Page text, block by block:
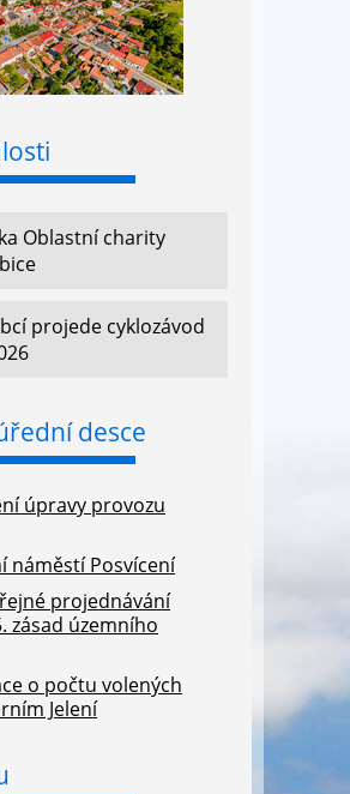
Oblastní charity
projede cyklozávod
desce
úpravy provozu
náměstí Posvícení
projednávání
zásad územního
o počtu volených
Jelení